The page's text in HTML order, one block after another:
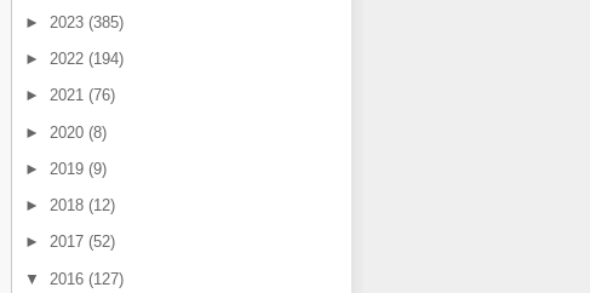
► 2023 (385)
► 2022 (194)
► 2021 (76)
► 2020 (8)
► 2019 (9)
► 2018 (12)
► 2017 (52)
▼ 2016 (127)